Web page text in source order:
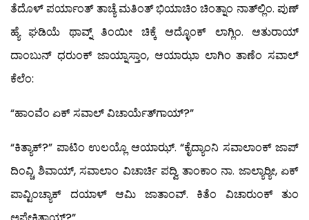
ತೆದೊಳ್ ಪರ್ಯಾಂತ್ ತಾಚ್ಯೆ ಮತಿಂತ್ ಭಿಯಾಚಿಂ ಚಿಂತ್ನಾಂ ನಾತ್‍ಲ್ಲಿಂ. ಪುಣ್
ಹ್ಯೆ ಘಡಿಯೆ ಥಾವ್ನ್ ತಿಂಯೀ ಚಿಕ್ಕೆ ಆದ್ಳೊಂಕ್ ಲಾಗ್ಲಿಂ. ಆತುರಾಯ್
ದಾಂಬುನ್ ಧರುಂಕ್ ಜಾಯ್ನಾಸ್ತಾಂ, ಆಯಾಝಾ ಲಾಗಿಂ ತಾಣೆಂ ಸವಾಲ್
ಕೆಲೆಂ:
“ಹಾಂವೆಂ ಏಕ್ ಸವಾಲ್ ವಿಚಾರ್ಯೆತ್‍ಗಾಯ್?”
“ಕಿತ್ಯಾಕ್?” ಪಾಟಿಂ ಉಲಯ್ಲೊ ಆಯಾಝ್. “ಕೈದ್ಯಾಂನಿ ಸವಾಲಾಂಕ್ ಜಾಪ್
ದಿಂವ್ಚಿ ಶಿವಾಯ್, ಸವಾಲಾಂ ವಿಚಾರ್ಚಿ ಪದ್ವಿ ತಾಂಕಾಂ ನಾ. ಜಾಲ್ಯಾರ್‍ಯೀ, ಏಕ್
ಪಾವ್ಟಿಂಚ್ಯಾಕ್ ದಯಾಳ್ ಆಮಿ ಜಾತಾಂವ್. ಕಿತೆಂ ವಿಚಾರುಂಕ್ ತುಂ